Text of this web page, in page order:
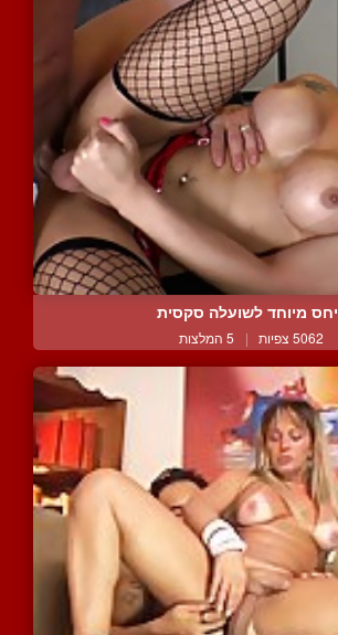
יחס מיוחד לשועלה סקסית
5062 צפיות | 5 המלצות